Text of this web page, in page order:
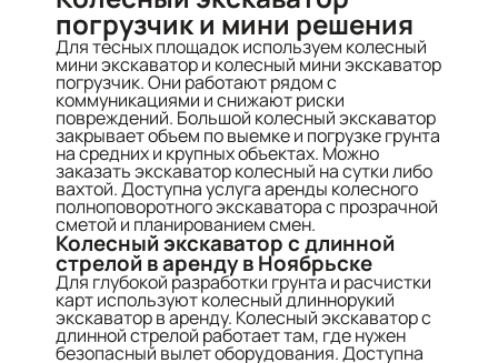
погрузчик и мини решения
Для тесных площадок используем колесный
мини экскаватор и колесный мини экскаватор
погрузчик. Они работают рядом с
коммуникациями и снижают риски
повреждений. Большой колесный экскаватор
закрывает объем по выемке и погрузке грунта
на средних и крупных объектах. Можно
заказать экскаватор колесный на сутки либо
вахтой. Доступна услуга аренды колесного
полноповоротного экскаватора с прозрачной
сметой и планированием смен.
Колесный экскаватор с длинной
стрелой в аренду в Ноябрьске
Для глубокой разработки грунта и расчистки
карт используют колесный длиннорукий
экскаватор в аренду. Колесный экскаватор с
длинной стрелой работает там, где нужен
безопасный вылет оборудования. Доступна